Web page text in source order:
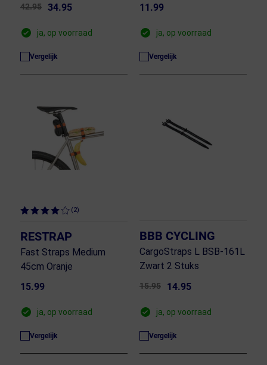
42.95 34.95
ja, op voorraad
Vergelijk
11.99
ja, op voorraad
Vergelijk
(2)
RESTRAP
Fast Straps Medium
45cm Oranje
15.99
ja, op voorraad
Vergelijk
BBB CYCLING
CargoStraps L BSB-161L
Zwart 2 Stuks
15.95 14.95
ja, op voorraad
Vergelijk